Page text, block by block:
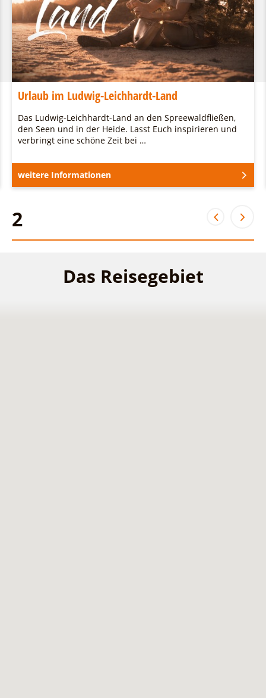
Urlaub im Ludwig-Leichhardt-Land
Das Ludwig-Leichhardt-Land an den Spreewaldfließen,
den Seen und in der Heide. Lasst Euch inspirieren und
verbringt eine schöne Zeit bei …
weitere Informationen
2
Das Reisegebiet